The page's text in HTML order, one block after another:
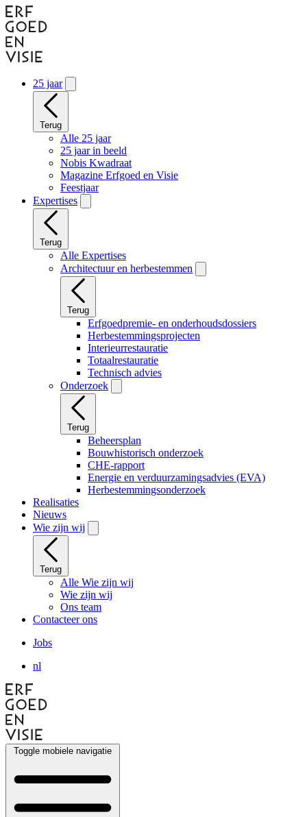
Naar
hoofdinhoud
gaan
25 jaar
Terug
Alle 25 jaar
25 jaar in beeld
Nobis Kwadraat
Magazine Erfgoed en Visie
Feestjaar
Expertises
Terug
Alle Expertises
Architectuur en herbestemmen
Terug
Erfgoedpremie- en onderhoudsdossiers
Herbestemmingsprojecten
Interieurrestauratie
Totaalrestauratie
Technisch advies
Onderzoek
Terug
Beheersplan
Bouwhistorisch onderzoek
CHE-rapport
Energie en verduurzamingsadvies (EVA)
Herbestemmingsonderzoek
Realisaties
Nieuws
Wie zijn wij
Terug
Alle Wie zijn wij
Wie zijn wij
Ons team
Contacteer ons
Jobs
nl
Toggle mobiele navigatie